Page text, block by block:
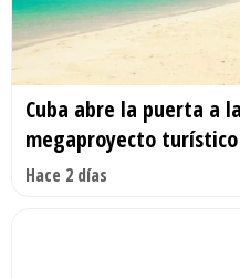
Cuba abre la puerta a
megaproyecto
Hace 2 días